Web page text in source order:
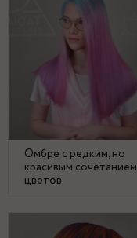
Омбре с редким, но
красивым сочетанием
цветов